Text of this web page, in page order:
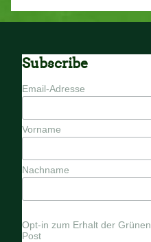
Subscribe
Email-Adresse
Vorname
Nachname
Opt-in zum Erhalt der Grünen
Post